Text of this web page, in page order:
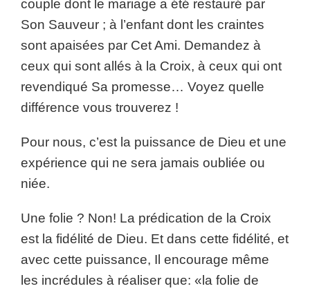
couple dont le mariage a été restauré par
Son Sauveur ; à l’enfant dont les craintes
sont apaisées par Cet Ami. Demandez à
ceux qui sont allés à la Croix, à ceux qui ont
revendiqué Sa promesse… Voyez quelle
différence vous trouverez !
Pour nous, c’est la puissance de Dieu et une
expérience qui ne sera jamais oubliée ou
niée.
Une folie ? Non! La prédication de la Croix
est la fidélité de Dieu. Et dans cette fidélité, et
avec cette puissance, Il encourage même
les incrédules à réaliser que: «la folie de